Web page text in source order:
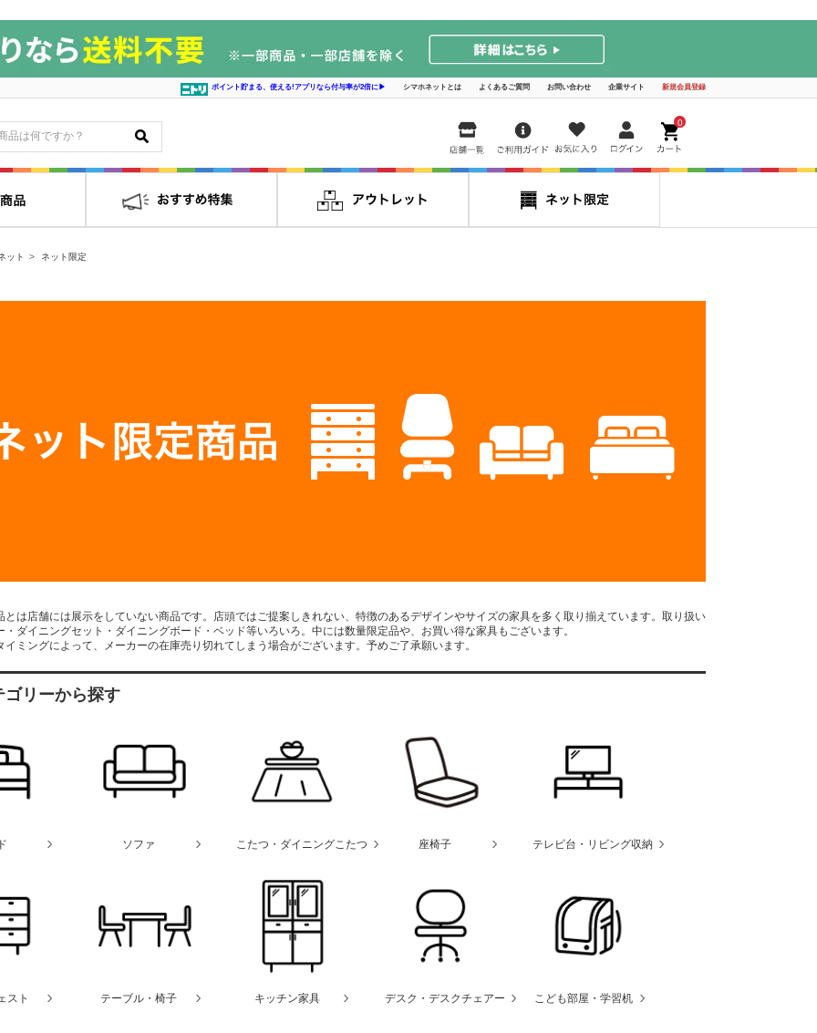
ポイント貯まる、使える!アプリなら付与率が2倍に▶ シマホネットとは よくあるご質問 お問い合わせ 企業サイト 新規会員登録
0
ット ネット限定
とは店舗には展示をしていない商品です。店頭ではご提案しきれない、特徴のあるデザインやサイズの家具を多く取り揃えています。取り扱い
・ダイニングセット・ダイニングボード・ベッド等いろいろ。中には数量限定品や、お買い得な家具もございます。
ミングによって、メーカーの在庫売り切れてしまう場合がございます。予めご了承願います。
ゴリーから探す
ソファ こたつ・ダイニングこたつ 座椅子 テレビ台・リビング収納
スト テーブル・椅子 キッチン家具 デスク・デスクチェアー こども部屋・学習机